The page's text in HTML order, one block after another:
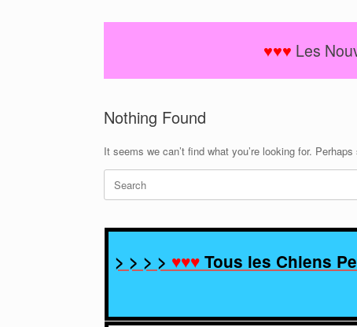
♥♥♥ Les
Nothing Found
It seems we can’t find what you’re looking for.
> > > > ♥♥♥Tous les Chiens